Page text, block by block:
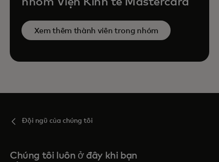
Xem thêm thành viên trong nhóm
Đội ngũ của chúng tôi
Chúng tôi luôn ở đây khi bạn